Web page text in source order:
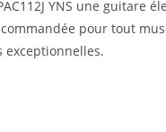
YNS une guitare
pour tout
exceptionnelles.